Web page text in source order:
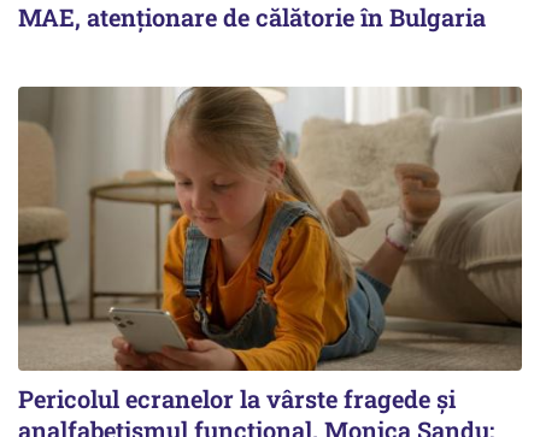
MAE, atenționare de călătorie în Bulgaria
Pericolul ecranelor la vârste fragede și
analfabetismul funcțional. Monica Sandu: